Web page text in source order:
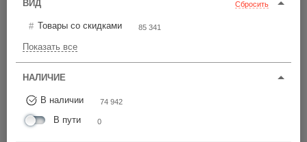
ВИД Сбросить
Товары со скидками 85 341
Показать все
НАЛИЧИЕ
В наличии 74 942
В пути 0
У18-20